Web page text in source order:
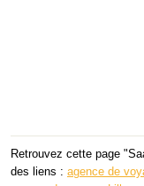
Retrouvez cette page
des liens : agence de